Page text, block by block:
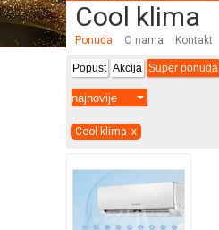
Cool klima
Ponuda O nama Kontakt
Popust Akcija Super ponuda
Cool klima x